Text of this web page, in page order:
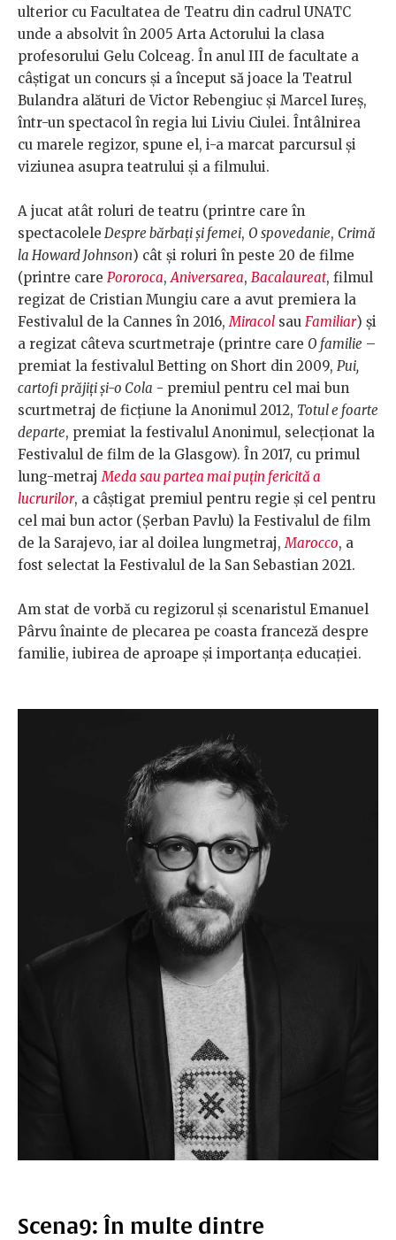
ulterior cu Facultatea de Teatru din cadrul UNATC
unde a absolvit în 2005 Arta Actorului la clasa
profesorului Gelu Colceag. În anul III de facultate a
câștigat un concurs și a început să joace la Teatrul
Bulandra alături de Victor Rebengiuc și Marcel Iureș,
într-un spectacol în regia lui Liviu Ciulei. Întâlnirea
cu marele regizor, spune el, i-a marcat parcursul și
viziunea asupra teatrului și a filmului.
A jucat atât roluri de teatru (printre care în
spectacolele Despre bărbați și femei, O spovedanie, Crimă
la Howard Johnson) cât și roluri în peste 20 de filme
(printre care Pororoca,Aniversarea, Bacalaureat, filmul
regizat de Cristian Mungiu care a avut premiera la
Festivalul de la Cannes în 2016,Miracol sau Familiar) și
a regizat câteva scurtmetraje (printre care O familie –
premiat la festivalul Betting on Short din 2009, Pui,
cartofi prăjiți și-o Cola - premiul pentru cel mai bun
scurtmetraj de ficțiune la Anonimul 2012, Totul e foarte
departe, premiat la festivalul Anonimul, selecționat la
Festivalul de film de la Glasgow). În 2017, cu primul
lung-metrajMeda sau partea mai puțin fericită a
lucrurilor, a câștigat premiul pentru regie și cel pentru
cel mai bun actor (Șerban Pavlu) la Festivalul de film
de la Sarajevo, iar al doilea lungmetraj,Marocco, a
fost selectat la Festivalul de la San Sebastian 2021.
Am stat de vorbă cu regizorul și scenaristul Emanuel
Pârvu înainte de plecarea pe coasta franceză despre
familie, iubirea de aproape și importanța educației.
Scena9: În multe dintre